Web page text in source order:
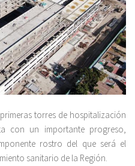
torres de hospitalización
con un importante progreso,
rostro del que será el
sanitario de la Región.